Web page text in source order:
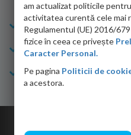
Info Bagno
Cumparaturi
Suport clienti
am actualizat politicile
activitatea curentă cele mai
Regulamentul (UE) 2016/
fizice în ceea ce privește
Caracter Personal.
Pe pagina Politicii de
a acestora.